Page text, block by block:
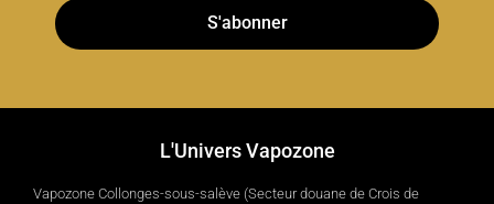
S'abonner
L'Univers Vapozone
Vapozone Collonges-sous-salève (Secteur douane de Crois de